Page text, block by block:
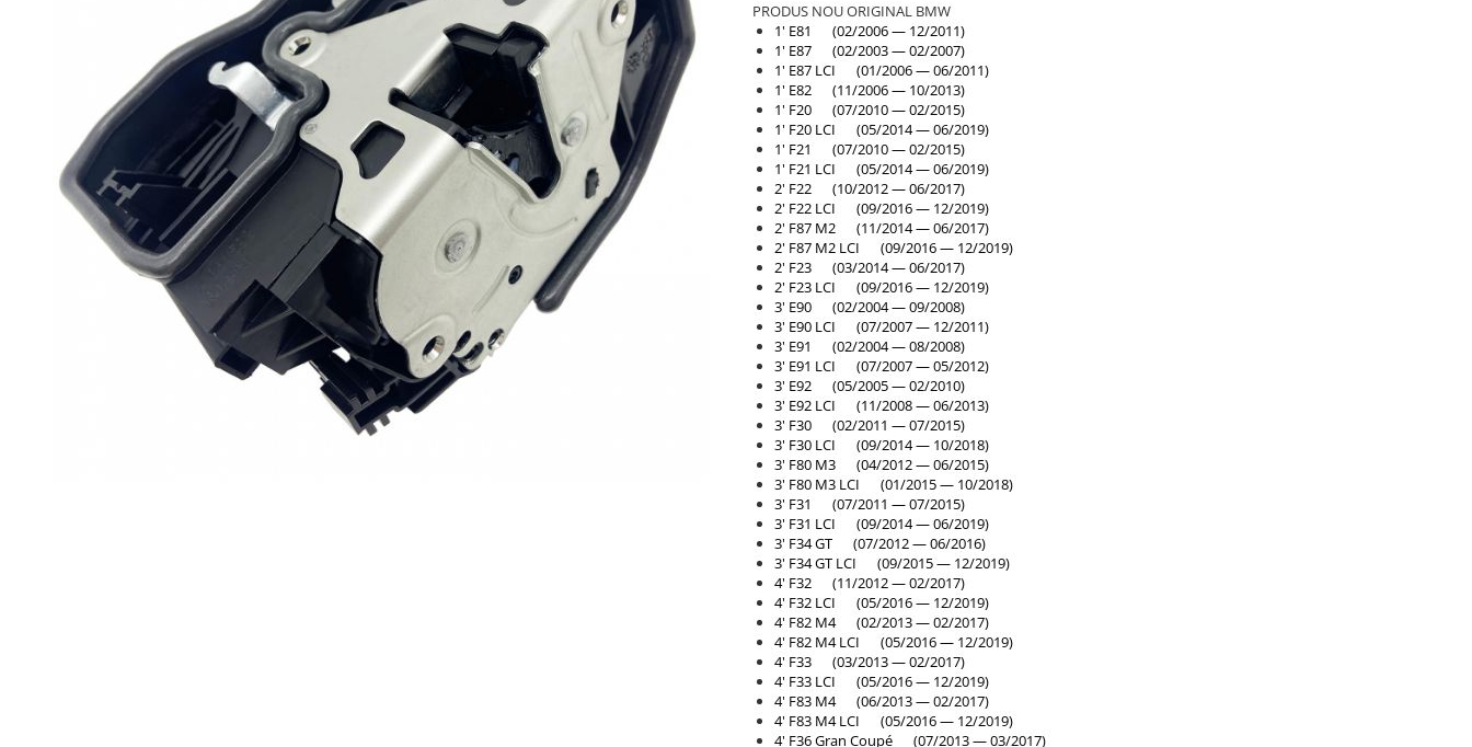
Angrenare roată
Burduf planetară
Planetară
Antrenare punte
Cardan
PRODUS NOU ORIGINAL BMW
1' E81 (02/2006 — 12/2011)
1' E87 (02/2003 — 02/2007)
1' E87 LCI (01/2006 — 06/2011)
1' E82 (11/2006 — 10/2013)
1' F20 (07/2010 — 02/2015)
1' F20 LCI (05/2014 — 06/2019)
1' F21 (07/2010 — 02/2015)
1' F21 LCI (05/2014 — 06/2019)
2' F22 (10/2012 — 06/2017)
2' F22 LCI (09/2016 — 12/2019)
2' F87 M2 (11/2014 — 06/2017)
2' F87 M2 LCI (09/2016 — 12/2019)
2' F23 (03/2014 — 06/2017)
2' F23 LCI (09/2016 — 12/2019)
3' E90 (02/2004 — 09/2008)
3' E90 LCI (07/2007 — 12/2011)
3' E91 (02/2004 — 08/2008)
3' E91 LCI (07/2007 — 05/2012)
3' E92 (05/2005 — 02/2010)
3' E92 LCI (11/2008 — 06/2013)
3' F30 (02/2011 — 07/2015)
3' F30 LCI (09/2014 — 10/2018)
3' F80 M3 (04/2012 — 06/2015)
3' F80 M3 LCI (01/2015 — 10/2018)
3' F31 (07/2011 — 07/2015)
3' F31 LCI (09/2014 — 06/2019)
3' F34 GT (07/2012 — 06/2016)
3' F34 GT LCI (09/2015 — 12/2019)
4' F32 (11/2012 — 02/2017)
4' F32 LCI (05/2016 — 12/2019)
4' F82 M4 (02/2013 — 02/2017)
4' F82 M4 LCI (05/2016 — 12/2019)
4' F33 (03/2013 — 02/2017)
4' F33 LCI (05/2016 — 12/2019)
4' F83 M4 (06/2013 — 02/2017)
4' F83 M4 LCI (05/2016 — 12/2019)
4' F36 Gran Coupé (07/2013 — 03/2017)